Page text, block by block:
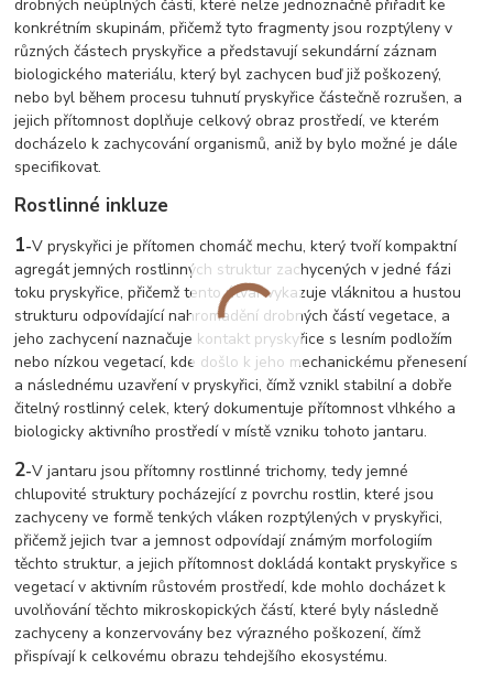
drobných neúplných částí, které nelze jednoznačně přiřadit ke
konkrétním skupinám, přičemž tyto fragmenty jsou rozptýleny v
různých částech pryskyřice a představují sekundární záznam
biologického materiálu, který byl zachycen buď již poškozený,
nebo byl během procesu tuhnutí pryskyřice částečně rozrušen, a
jejich přítomnost doplňuje celkový obraz prostředí, ve kterém
docházelo k zachycování organismů, aniž by bylo možné je dále
specifikovat.
Rostlinné inkluze
1-V pryskyřici je přítomen chomáč mechu, který tvoří kompaktní
agregát jemných rostlinných struktur zachycených v jedné fázi
toku pryskyřice, přičemž tento útvar vykazuje vláknitou a hustou
strukturu odpovídající nahromadění drobných částí vegetace, a
jeho zachycení naznačuje kontakt pryskyřice s lesním podložím
nebo nízkou vegetací, kde došlo k jeho mechanickému přenesení
a následnému uzavření v pryskyřici, čímž vznikl stabilní a dobře
čitelný rostlinný celek, který dokumentuje přítomnost vlhkého a
biologicky aktivního prostředí v místě vzniku tohoto jantaru.
2-V jantaru jsou přítomny rostlinné trichomy, tedy jemné
chlupovité struktury pocházející z povrchu rostlin, které jsou
zachyceny ve formě tenkých vláken rozptýlených v pryskyřici,
přičemž jejich tvar a jemnost odpovídají známým morfologiím
těchto struktur, a jejich přítomnost dokládá kontakt pryskyřice s
vegetací v aktivním růstovém prostředí, kde mohlo docházet k
uvolňování těchto mikroskopických částí, které byly následně
zachyceny a konzervovány bez výrazného poškození, čímž
přispívají k celkovému obrazu tehdejšího ekosystému.